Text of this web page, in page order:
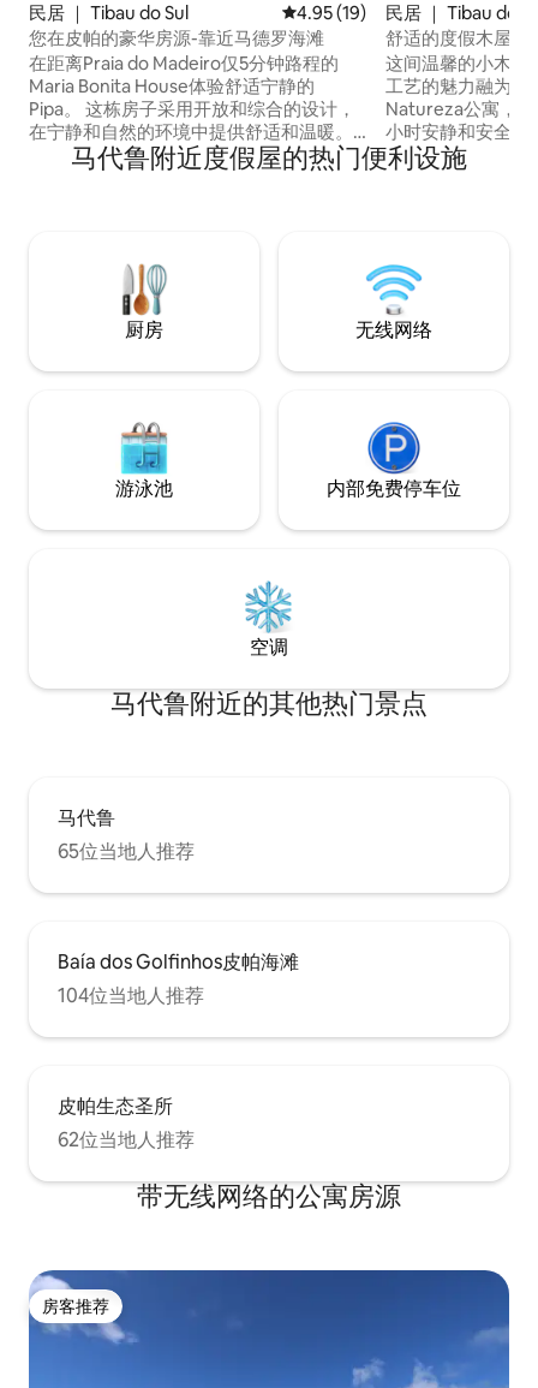
民居 ｜ Tibau do Sul 平均评分 4.95 分（满分 5 分）
4.95 (19)
您在皮帕的豪华房源-靠近马德罗海滩
在距离Praia do Madeiro仅5分钟路程的
Maria Bonita House体验舒适宁静的
Pipa。 这栋房子采用开放和综合的设计，
在宁静和自然的环境中提供舒适和温暖。
距离： -前往马德罗海滩： 沿着公寓步道
步行600米。 1.3公里或2分钟车程，沿大道
民居 ｜ Tibau do
舒适的度假木屋，
径。
这间温馨的小木屋
工艺的魅力融为一
Natureza公寓，
小时安静和安全。
私人小径，穿过保
小路直接通往马德
胜地。
马代鲁附近度假屋的热门便利设施
厨房 无线网络
游泳池 内部免费停车位
空调
马代鲁附近的其他热门景点
马代鲁
65位当地人推荐
Baía dos Golfinhos皮帕海滩
104位当地人推荐
皮帕生态圣所
62位当地人推荐
带无线网络的公寓房源
房客推荐
房客推荐